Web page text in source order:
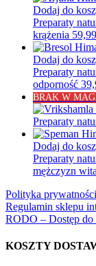
Dodaj do
Preparaty
krążenia 59,99
Dodaj do
Preparaty
odporność
BRAK W
Preparaty
Dodaj do
Preparaty
mężczyzn
Polityka prywatności
Regulamin sklepu
RODO – Dostęp do
KOSZTY